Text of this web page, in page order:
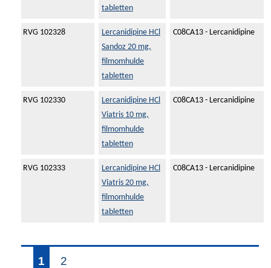
tabletten
RVG 102328
Lercanidipine HCl
Sandoz 20 mg,
filmomhulde
tabletten
C08CA13 - Lercanidipine
RVG 102330
Lercanidipine HCl
Viatris 10 mg,
filmomhulde
tabletten
C08CA13 - Lercanidipine
RVG 102333
Lercanidipine HCl
Viatris 20 mg,
filmomhulde
tabletten
C08CA13 - Lercanidipine
1 2